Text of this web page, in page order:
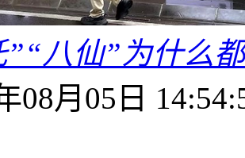
”“八仙”为什么
08月05日